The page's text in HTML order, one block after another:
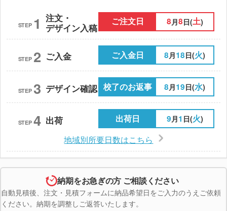
STEP 1 注文・
デザイン入稿
ご注文日 8 月8日(土)
STEP 2 ご入金 ご入金日 8月18日(火)
STEP 3 デザイン確認 校了のお返事 8月19日(水)
STEP 4 出荷 出荷日 9月1 日(火)
地域別所要日数はこちら
納期をお急ぎの方 ご相談ください
自動見積後、注文・見積フォームに納品希望日をご入力のうえご依頼
ください。納期を調整しご返答いたします。